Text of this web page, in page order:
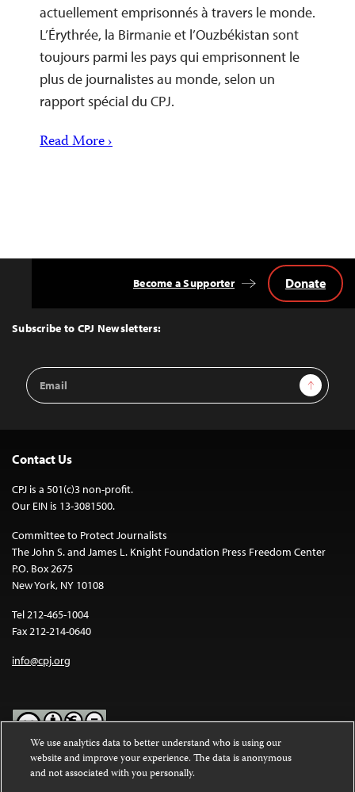
actuellement emprisonnés à travers le monde.
L’Érythrée, la Birmanie et l’Ouzbékistan sont
toujours parmi les pays qui emprisonnent le
plus de journalistes au monde, selon un
rapport spécial du CPJ.
Read More ›
Top
Subscribe to CPJ Newsletters:
Email
Address
Sign Up
Become a Supporter Donate
Contact Us
CPJ is a 501(c)3 non-profit.
Our EIN is 13-3081500.
Committee to Protect Journalists
The John S. and James L. Knight Foundation Press Freedom Center
P.O. Box 2675
New York, NY 10108
Tel 212-465-1004
Fax 212-214-0640
info@cpj.org
Except where noted, text on this website is licensed under a
Commons Attribution-NonCommercial-NoDerivatives 4.0
We use analytics data to better understand who is using our
website and improve your experience. The data is anonymous
and not associated with you personally.